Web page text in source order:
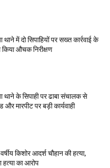
में दो सिपाहियों पर सख्त कार्रवाई के
औचक निरीक्षण
के सिपाही पर ढाबा संचालक से
और मारपीट पर बड़ी कार्यवाही
किशोर आदर्श चौहान की हत्या,
हत्या का आरोप